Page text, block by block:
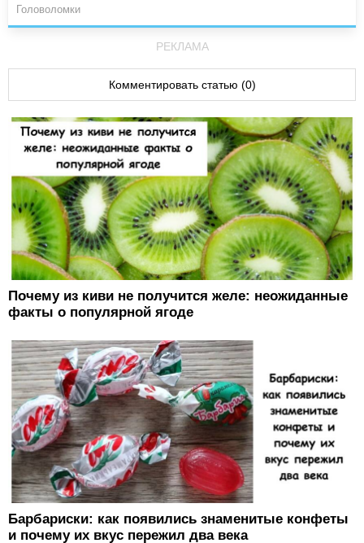
Головоломки
РЕКЛАМА
Комментировать статью (0)
Почему из киви не получится желе: неожиданные
факты о популярной ягоде
Барбариски: как появились знаменитые конфеты
и почему их вкус пережил два века